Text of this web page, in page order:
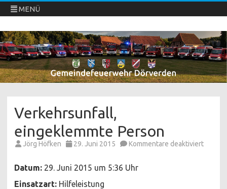
MENÜ
Freiwillige Feuerwehren Dörverden
Direkt
zum
Inhalt
springen
Verkehrsunfall,
eingeklemmte Person
Jörg Höfken 29. Juni 2015 Kommentare deaktiviertfür
Datum: 29. Juni 2015 um 5:36 Uhr
Einsatzart: Hilfeleistung